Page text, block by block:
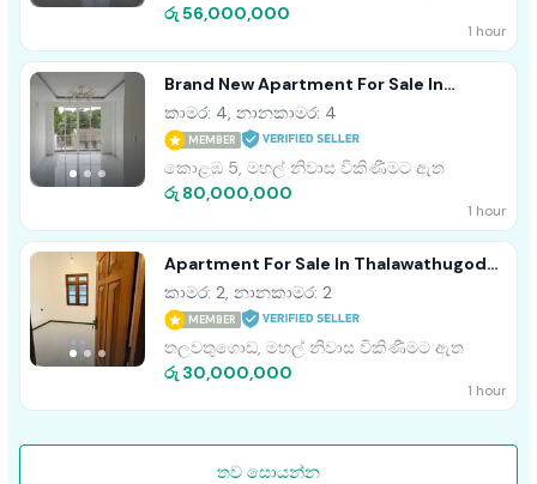
රු 56,000,000
1 hour
Brand New Apartment For Sale In
Colombo 5
කාමර: 4, නානකාමර: 4
MEMBER
කොළඹ 5, මහල් නිවාස විකිණීමට ඇත
රු 80,000,000
1 hour
Apartment For Sale In Thalawathugoda-
(AR382)
කාමර: 2, නානකාමර: 2
MEMBER
තලවතුගොඩ, මහල් නිවාස විකිණීමට ඇත
රු 30,000,000
1 hour
තව සොයන්න